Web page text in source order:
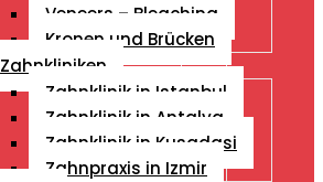
Veneers – Bleaching
Kronen und Brücken
Zahnkliniken
Zahnklinik in Istanbul
Zahnklinik in Antalya
Zahnklinik in Kusadasi
Zahnpraxis in Izmir